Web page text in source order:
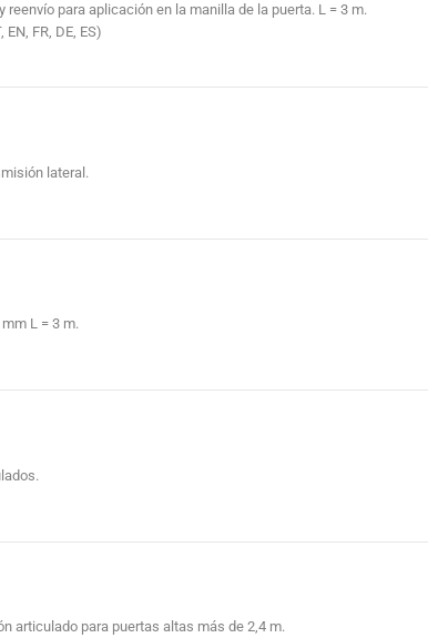
para aplicación en la manilla de la puerta. L = 3 m.
EN, FR, DE, ES)
lateral.
L = 3 m.
articulado para puertas altas más de 2,4 m.